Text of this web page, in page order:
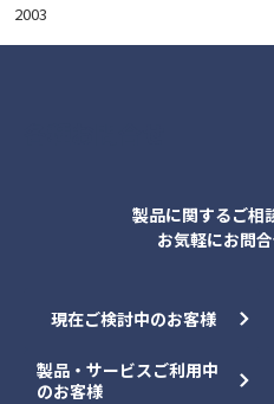
2003
製品に関するご相
お気軽にお問合
現在ご検討中のお客様
製品・サービスご利用中
のお客様